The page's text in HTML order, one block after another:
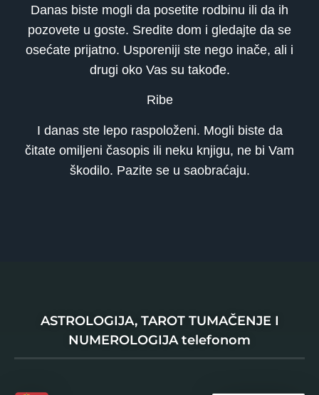
Danas biste mogli da posetite rodbinu ili da ih
pozovete u goste. Sredite dom i gledajte da se
osećate prijatno. Usporeniji ste nego inače, ali i
drugi oko Vas su takođe.
Ribe
I danas ste lepo raspoloženi. Mogli biste da
čitate omiljeni časopis ili neku knjigu, ne bi Vam
škodilo. Pazite se u saobraćaju.
ASTROLOGIJA, TAROT TUMAČENJE I
NUMEROLOGIJA telefonom